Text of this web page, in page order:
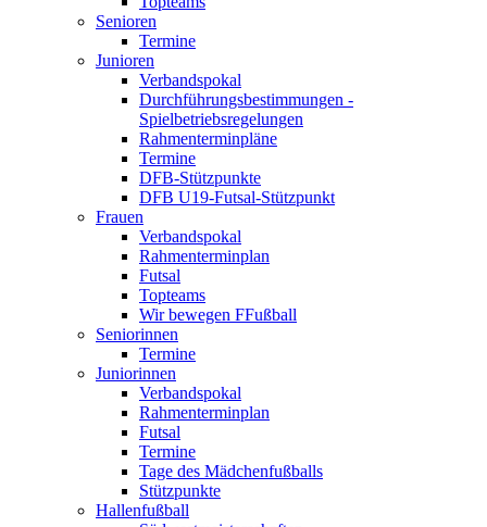
Senioren
Termine
Junioren
Verbandspokal
Durchführungsbestimmungen -
Spielbetriebsregelungen
Rahmenterminpläne
Termine
DFB-Stützpunkte
DFB U19-Futsal-Stützpunkt
Frauen
Verbandspokal
Rahmenterminplan
Futsal
Topteams
Wir bewegen FFußball
Seniorinnen
Termine
Juniorinnen
Verbandspokal
Rahmenterminplan
Futsal
Termine
Tage des Mädchenfußballs
Stützpunkte
Hallenfußball